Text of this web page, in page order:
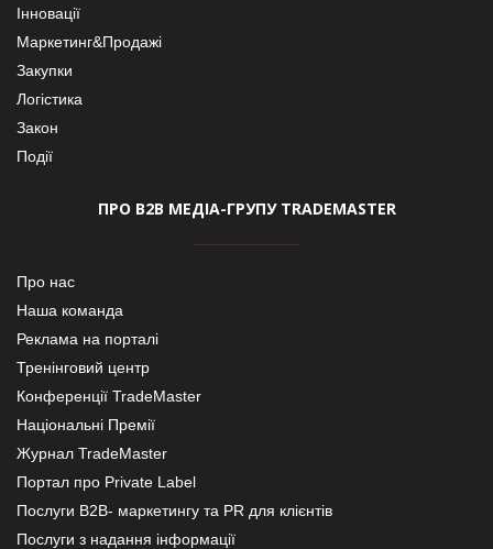
Інновації
Маркетинг&Продажі
Закупки
Логістика
Закон
Події
ПРО В2В МЕДІА-ГРУПУ TRADEMASTER
Про нас
Наша команда
Реклама на порталі
Тренінговий центр
Конференції TradeMaster
Національні Премії
Журнал TradeMaster
Портал про Private Label
Послуги В2В- маркетингу та PR для клієнтів
Послуги з надання інформації